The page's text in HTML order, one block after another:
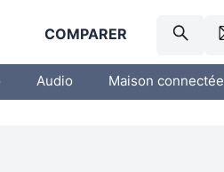
COMPARER
Audio Maison connectée